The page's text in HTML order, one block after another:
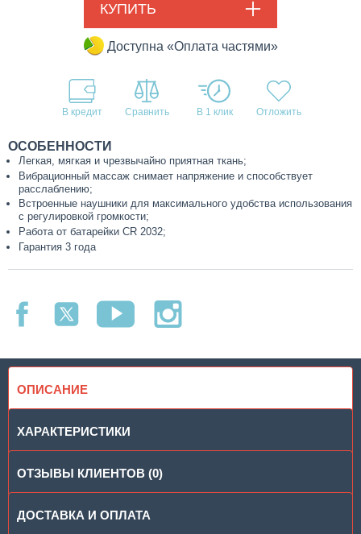
КУПИТЬ
Доступна «Оплата частями»
В кредит В 1 клик
ОСОБЕННОСТИ
Легкая, мягкая и чрезвычайно приятная ткань;
Вибрационный массаж снимает напряжение и способствует
расслаблению;
Встроенные наушники для максимального удобства использования
с регулировкой громкости;
Работа от батарейки CR 2032;
Гарантия 3 года
ОПИСАНИЕ
ХАРАКТЕРИСТИКИ
ОТЗЫВЫ КЛИЕНТОВ (0)
ДОСТАВКА И ОПЛАТА